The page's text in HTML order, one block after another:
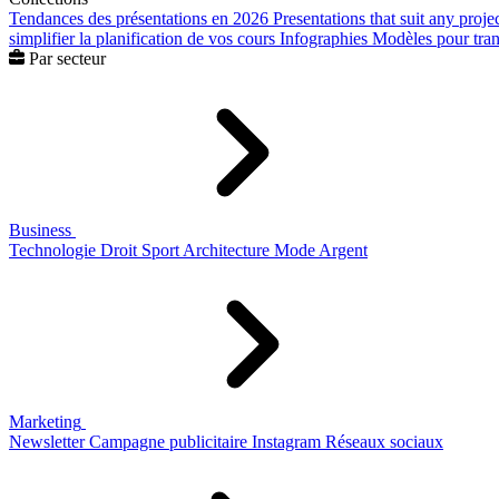
Tendances des présentations en 2026 Presentations that suit any
simplifier la planification de vos cours Infographies Modèles pour
Par secteur
Business
Technologie Droit Sport Architecture Mode Argent
Marketing
Newsletter Campagne publicitaire Instagram Réseaux sociaux